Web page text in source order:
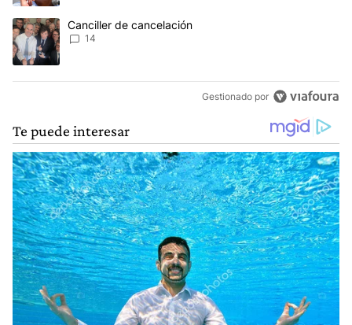
Un artículo de tendencia con el título "Canciller de cancelación"
Canciller de cancelación
14
Gestionado por